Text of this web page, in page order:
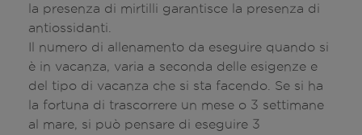
la presenza di mirtilli garantisce la presenza di
antiossidanti.
Il numero di allenamento da eseguire quando si
è in vacanza, varia a seconda delle esigenze e
del tipo di vacanza che si sta facendo. Se si ha
la fortuna di trascorrere un mese o 3 settimane
al mare, si può pensare di eseguire 3